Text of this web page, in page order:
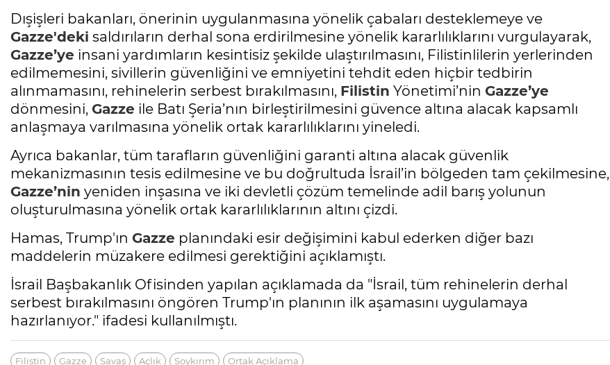
Dışişleri bakanları, önerinin uygulanmasına yönelik çabaları desteklemeye ve
Gazze'deki saldırıların derhal sona erdirilmesine yönelik kararlılıklarını vurgulayarak,
Gazze’ye insani yardımların kesintisiz şekilde ulaştırılmasını, Filistinlilerin yerlerinden
edilmemesini, sivillerin güvenliğini ve emniyetini tehdit eden hiçbir tedbirin
alınmamasını, rehinelerin serbest bırakılmasını, Filistin Yönetimi’nin Gazze’ye
dönmesini, Gazze ile Batı Şeria’nın birleştirilmesini güvence altına alacak kapsamlı
anlaşmaya varılmasına yönelik ortak kararlılıklarını yineledi.
Ayrıca bakanlar, tüm tarafların güvenliğini garanti altına alacak güvenlik
mekanizmasının tesis edilmesine ve bu doğrultuda İsrail’in bölgeden tam çekilmesine,
Gazze’nin yeniden inşasına ve iki devletli çözüm temelinde adil barış yolunun
oluşturulmasına yönelik ortak kararlılıklarının altını çizdi.
Hamas, Trump'ın Gazze planındaki esir değişimini kabul ederken diğer bazı
maddelerin müzakere edilmesi gerektiğini açıklamıştı.
İsrail Başbakanlık Ofisinden yapılan açıklamada da "İsrail, tüm rehinelerin derhal
serbest bırakılmasını öngören Trump'ın planının ilk aşamasını uygulamaya
hazırlanıyor." ifadesi kullanılmıştı.
Filistin Gazze Savaş Açlık Soykırım Ortak Açıklama